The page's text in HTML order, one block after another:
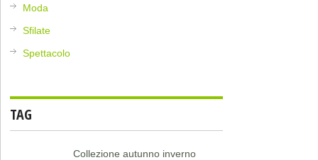
Moda
Sfilate
Spettacolo
TAG
Collezione autunno inverno